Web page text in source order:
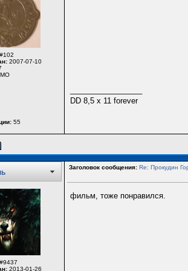
2007-07-10
МО
55
DD 8,5 x 11 forever
Заголовок сообщения: Re: Прокудин
2013-01-26
фильм, тоже понравился.